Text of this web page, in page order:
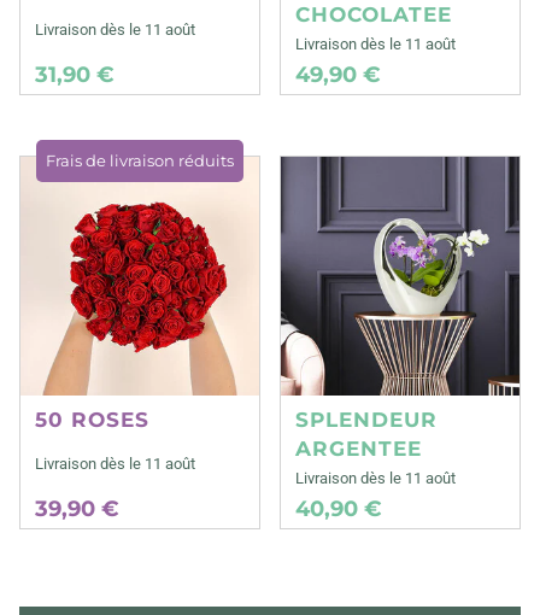
Livraison dès le 11 août
31,90 €
CHOCOLATEE
Livraison dès le 11 août
49,90 €
Frais de livraison réduits
50 ROSES
Livraison dès le 11 août
39,90 €
SPLENDEUR
ARGENTEE
Livraison dès le 11 août
40,90 €